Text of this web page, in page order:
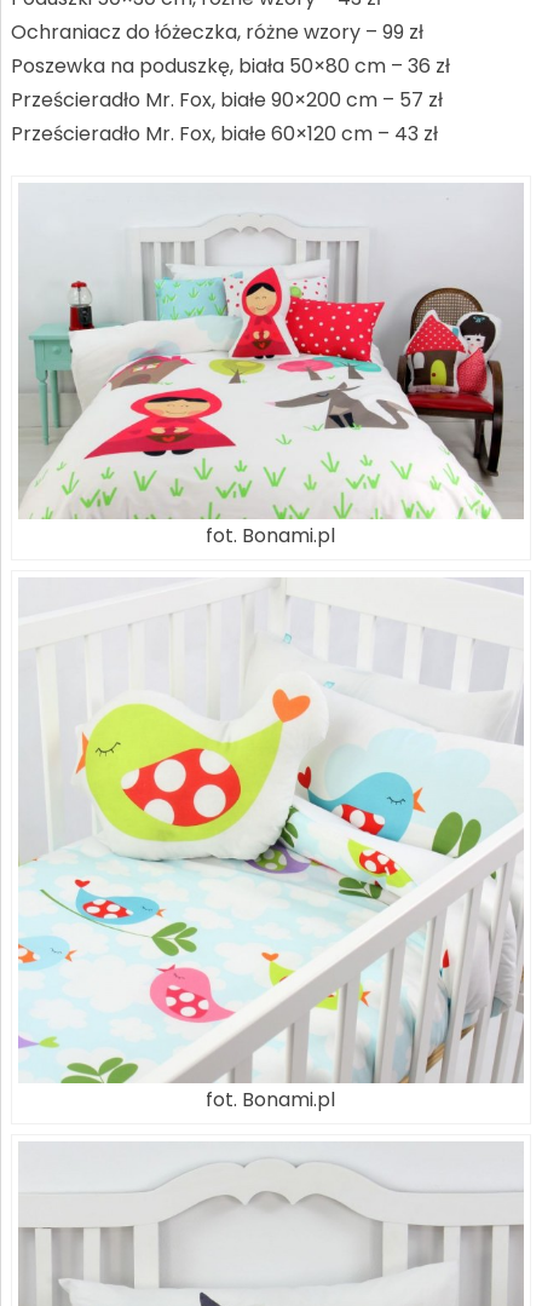
Ochraniacz do łóżeczka, różne wzory – 99 zł
Poszewka na poduszkę, biała 50×80 cm – 36 zł
Prześcieradło Mr. Fox, białe 90×200 cm – 57 zł
Prześcieradło Mr. Fox, białe 60×120 cm – 43 zł
fot. Bonami.pl
fot. Bonami.pl